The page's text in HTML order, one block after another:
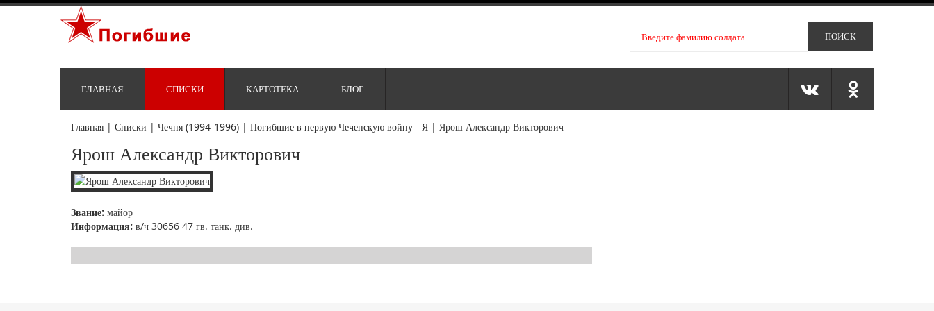
ГЛАВНАЯ СПИСКИ КАРТОТЕКА БЛОГ
Главная | Списки | Чечня (1994-1996) | Погибшие в первую Чеченскую войну - Я | Ярош Александр Викторович
Ярош Александр Викторович
Звание: майор
Информация: в/ч 30656 47 гв. танк. див.